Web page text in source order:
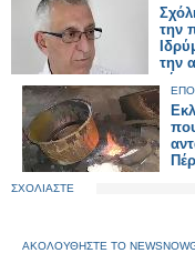
την
την
ΣΧΟΛΙΑΣΤΕ
ΑΚΟΛΟΥΘΗΣΤΕ ΤΟ